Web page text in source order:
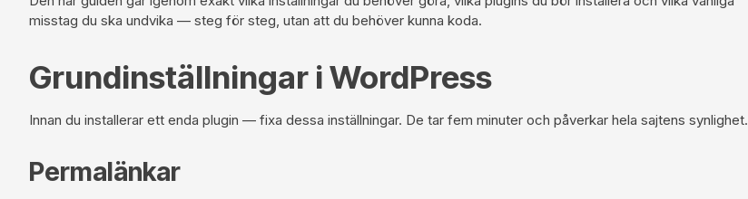
misstag du ska undvika — steg för steg, utan att du behöver kunna koda.
Grundinställningar i WordPress
Innan du installerar ett enda plugin — fixa dessa inställningar. De tar fem minuter och påverkar hela sajtens synlighet.
Permalänkar